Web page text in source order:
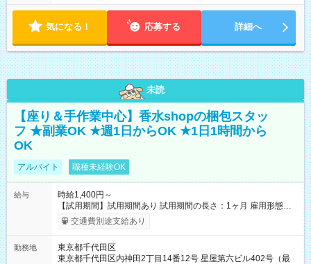
気になる！ 応募する 詳細へ
未読
【座り＆手作業中心】香水shopの梱包スタッ
フ ★副業OK ★週1日からOK ★1日1時間から
OK
アルバイト 職種未経験OK
給与
時給1,400円～
【試用期間】試用期間あり 試用期間の長さ：1ヶ月 雇用形態、
給与は本採用時と同じです。
交通費別途支給あり
勤務地
東京都千代田区
東京都千代田区内神田2丁目14番12号 星屋第六ビル402号（最